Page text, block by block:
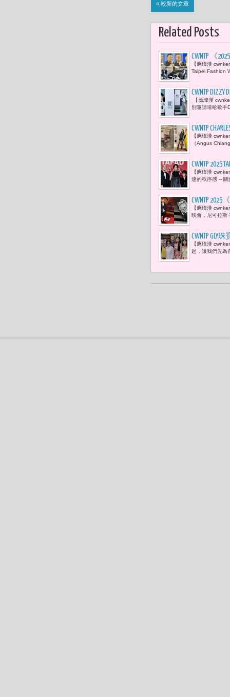
« 較新的文章
Related Posts
CWNTP 《
局局長蔡
載情感深
【應瑋漢
Taipei Fashion
CWNTP
曉喬驚喜現
【應瑋漢
別邀請嘻哈歌手
CWNTP
受當餘料
【應瑋漢
（Angus
CWNTP
界與跨界
【應瑋漢
違的秩序感 --
CWNTP
繼續走向
【應瑋漢
映會，尼可拉斯
CWNTP
番。妳看
【應瑋漢
起，讓我們先為